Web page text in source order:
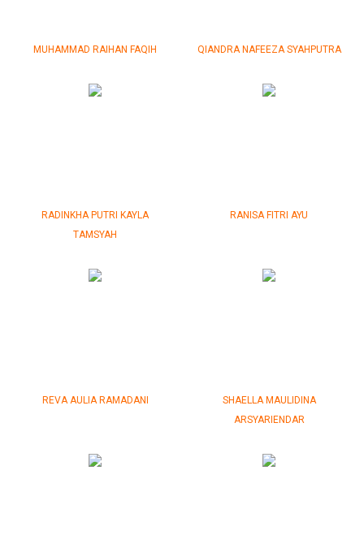
MUHAMMAD RAIHAN FAQIH QIANDRA NAFEEZA SYAHPUTRA
RADINKHA PUTRI KAYLA
TAMSYAH
RANISA FITRI AYU
REVA AULIA RAMADANI
SHAELLA MAULIDINA
ARSYARIENDAR